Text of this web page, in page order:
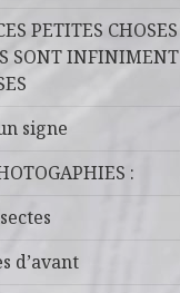
PETITES CHOSES
SONT INFINIMENT
signe
:
d’avant